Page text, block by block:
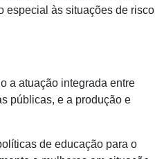
especial às situações de risco
a atuação integrada entre
públicas, e a produção e
de educação para o